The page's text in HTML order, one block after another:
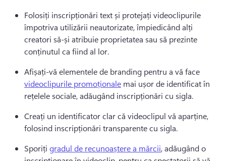
Folosiți inscripționări text și protejați videoclipurile
împotriva utilizării neautorizate, împiedicând alți
creatori să-și atribuie proprietatea sau să prezinte
conținutul ca fiind al lor.
Afișați-vă elementele de branding pentru a vă face
videoclipurile promoționale mai ușor de identificat în
rețelele sociale, adăugând inscripționări cu sigla.
Creați un identificator clar că videoclipul vă aparține,
folosind inscripționări transparente cu sigla.
Sporiți gradul de recunoaștere a mărcii, adăugând o